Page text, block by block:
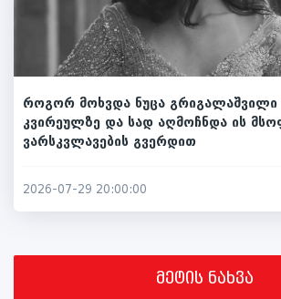
როგორ მოხვდა ნუცა
კვირეულზე და სად აღმოჩნდა ის
ვარსკვლავების გვერდით
2026-07-29 20:00:00
მეტის ნახვა